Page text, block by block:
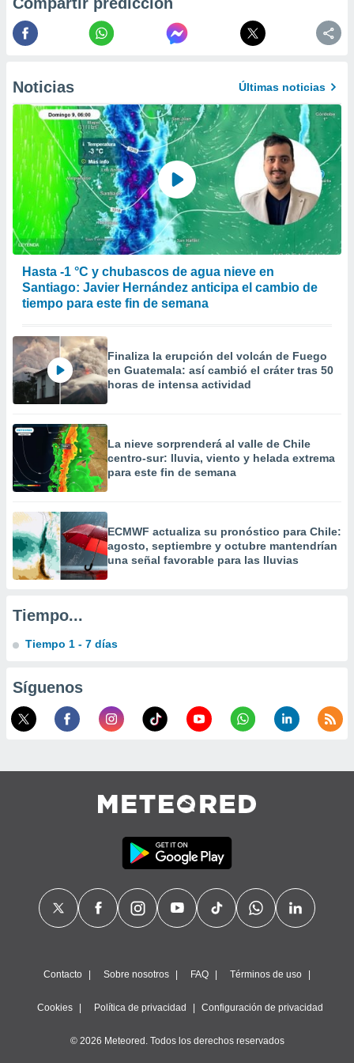
momento
en
en
de
un
o acceder
perfiles
utilizar
crear un
uso de
contenido
medir el
de la
del
de
o a través
de
de
con el
e
mediante
1199
Noticias Últimas noticias
Hasta -1 °C y chubascos de agua nieve en
Santiago: Javier Hernández anticipa el cambio de
tiempo para este fin de semana
Finaliza la erupción del volcán de Fuego
en Guatemala: así cambió el cráter tras 50
horas de intensa actividad
La nieve sorprenderá al valle de Chile
centro-sur: lluvia, viento y helada extrema
para este fin de semana
ECMWF actualiza su pronóstico para Chile:
agosto, septiembre y octubre mantendrían
una señal favorable para las lluvias
Tiempo...
Tiempo 1 - 7 días
Síguenos
Contacto Sobre nosotros FAQ Términos de uso
Cookies Política de privacidad Configuración de privacidad
© 2026 Meteored. Todos los derechos reservados